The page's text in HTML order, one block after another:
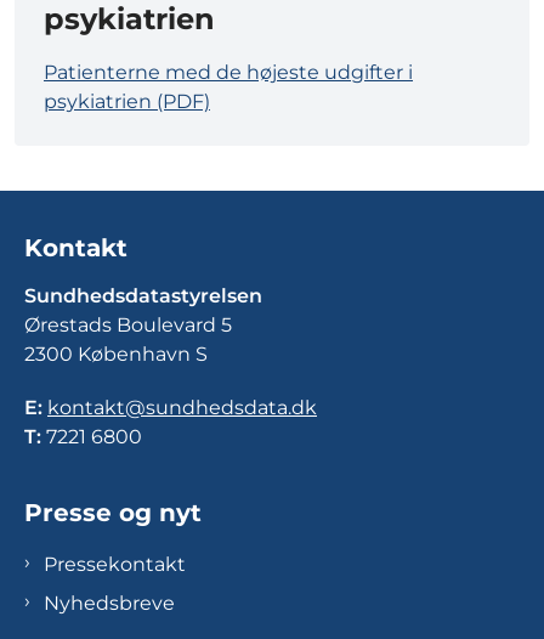
psykiatrien
Patienterne med de højeste udgifter i
psykiatrien (PDF)
Kontakt
Sundhedsdatastyrelsen
Ørestads Boulevard 5
2300 København S
E: kontakt@sundhedsdata.dk
T: 7221 6800
Presse og nyt
Pressekontakt
Nyhedsbreve